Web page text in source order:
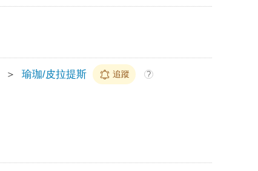
＞ 瑜珈/皮拉提斯 追蹤 ?